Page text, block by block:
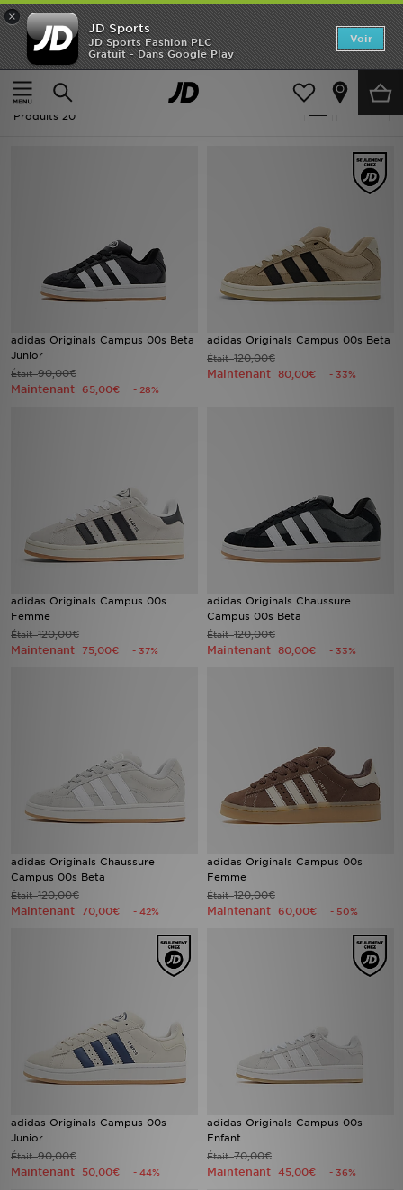
×
JD Sports
JD Sports Fashion PLC
Gratuit - Dans Google Play
Voir
Accueil
Soldes | Adidas Originals Campus
Soldes | Adidas Originals Campus
Produits 20
adidas Originals Campus 00s Beta
Junior
Était90,00€
Maintenant 65,00€ - 28%
adidas Originals Campus 00s Beta
Était120,00€
Maintenant 80,00€ - 33%
adidas Originals Campus 00s
Femme
Était120,00€
Maintenant 75,00€ - 37%
adidas Originals Chaussure
Campus 00s Beta
Était120,00€
Maintenant 80,00€ - 33%
adidas Originals Chaussure
Campus 00s Beta
Était120,00€
Maintenant 70,00€ - 42%
adidas Originals Campus 00s
Femme
Était120,00€
Maintenant 60,00€ - 50%
adidas Originals Campus 00s
Junior
Était90,00€
Maintenant 50,00€ - 44%
adidas Originals Campus 00s
Enfant
Était70,00€
Maintenant 45,00€ - 36%
Accueil
Nouveautés
Homme
Marques
Sports
Service client
Nos Magasins
Télécharge l'Appli